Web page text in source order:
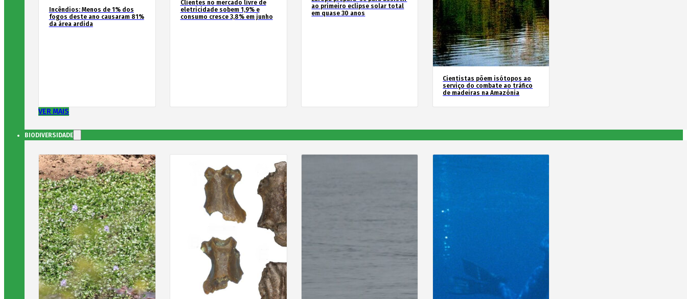
Incêndios: Menos de 1% dos
fogos deste ano causaram 81%
da área ardida
Clientes no mercado livre de
eletricidade sobem 1,9% e
consumo cresce 3,8% em junho
ao primeiro eclipse solar total
em quase 30 anos
Cientistas põem isótopos ao
serviço do combate ao tráfico
de madeiras na Amazónia
VER MAIS
BIODIVERSIDADE